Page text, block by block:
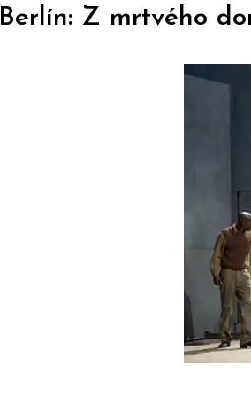
Berlín: Z mrtvého